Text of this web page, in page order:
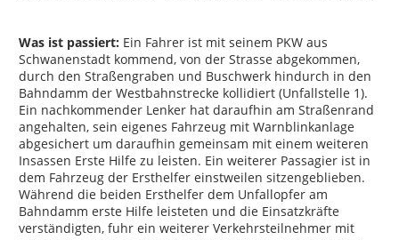
Was ist passiert: Ein Fahrer ist mit seinem PKW aus
Schwanenstadt kommend, von der Strasse abgekommen,
durch den Straßengraben und Buschwerk hindurch in den
Bahndamm der Westbahnstrecke kollidiert (Unfallstelle 1).
Ein nachkommender Lenker hat daraufhin am Straßenrand
angehalten, sein eigenes Fahrzeug mit Warnblinkanlage
abgesichert um daraufhin gemeinsam mit einem weiteren
Insassen Erste Hilfe zu leisten. Ein weiterer Passagier ist in
dem Fahrzeug der Ersthelfer einstweilen sitzengeblieben.
Während die beiden Ersthelfer dem Unfallopfer am
Bahndamm erste Hilfe leisteten und die Einsatzkräfte
verständigten, fuhr ein weiterer Verkehrsteilnehmer mit